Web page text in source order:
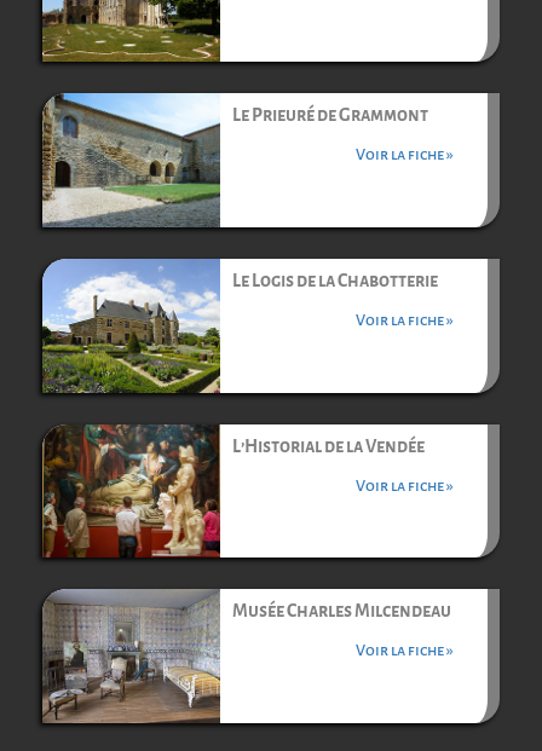
Le Prieuré de Grammont
Voir la fiche »
Le Logis de la Chabotterie
Voir la fiche »
L’Historial de la Vendée
Voir la fiche »
Musée Charles Milcendeau
Voir la fiche »